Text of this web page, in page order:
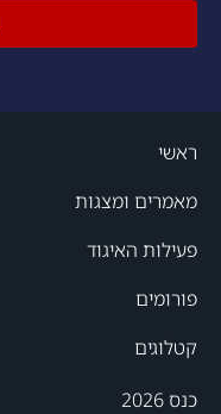
ראשי
מאמרים ומצגות
פעילות האיגוד
פורומים
קטלוגים
כנס 2026